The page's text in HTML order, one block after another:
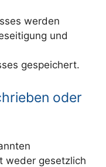
werden
und
gespeichert.
oder
weder gesetzlich